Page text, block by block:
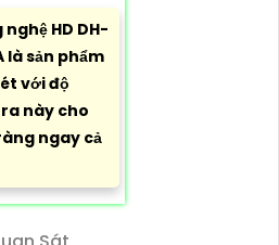
HD DH-
là sản phẩm
với độ
này cho
ngay cả